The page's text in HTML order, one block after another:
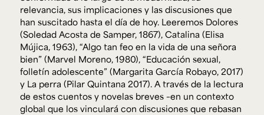
relevancia, sus implicaciones y las discusiones que
han suscitado hasta el día de hoy. Leeremos Dolores
(Soledad Acosta de Samper, 1867), Catalina (Elisa
Mújica, 1963), “Algo tan feo en la vida de una señora
bien” (Marvel Moreno, 1980), “Educación sexual,
folletín adolescente” (Margarita García Robayo, 2017)
y La perra (Pilar Quintana 2017). A través de la lectura
de estos cuentos y novelas breves –en un contexto
global que los vinculará con discusiones que rebasan